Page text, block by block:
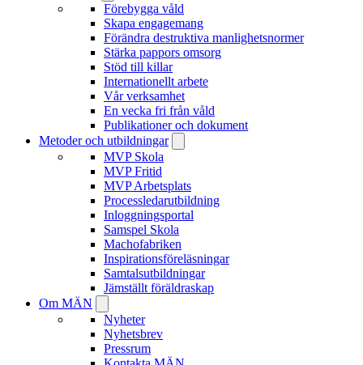
Förebygga våld
Skapa engagemang
Förändra destruktiva manlighetsnormer
Stärka pappors omsorg
Stöd till killar
Internationellt arbete
Vår verksamhet
En vecka fri från våld
Publikationer och dokument
Metoder och utbildningar
MVP Skola
MVP Fritid
MVP Arbetsplats
Processledarutbildning
Inloggningsportal
Samspel Skola
Machofabriken
Inspirationsföreläsningar
Samtalsutbildningar
Jämställt föräldraskap
Om MÄN
Nyheter
Nyhetsbrev
Pressrum